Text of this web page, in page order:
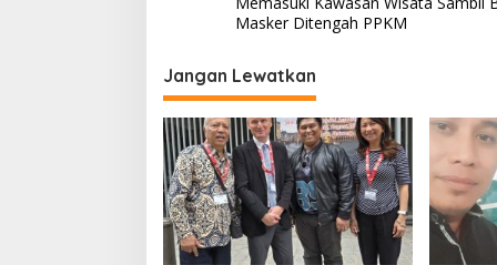
v
i
g
a
s
i
p
o
Masker Ditengah PPKM
Jangan Lewatkan